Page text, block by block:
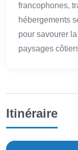
francophones,
hébergements
pour savourer
paysages
Itinéraire